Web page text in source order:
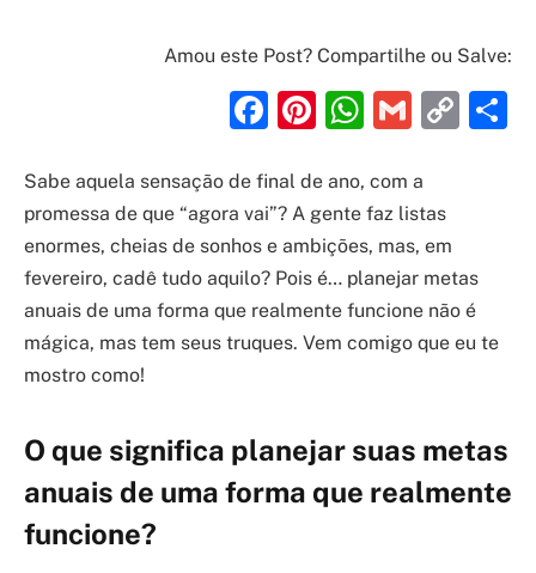
Amou este Post? Compartilhe ou Salve:
Facebook
Pinterest
Gmail
Sabe aquela sensação de final de ano, com a
promessa de que “agora vai”? A gente faz listas
enormes, cheias de sonhos e ambições, mas, em
fevereiro, cadê tudo aquilo? Pois é… planejar metas
anuais de uma forma que realmente funcione não é
mágica, mas tem seus truques. Vem comigo que eu te
mostro como!
O que significa planejar suas metas
anuais de uma forma que realmente
funcione?